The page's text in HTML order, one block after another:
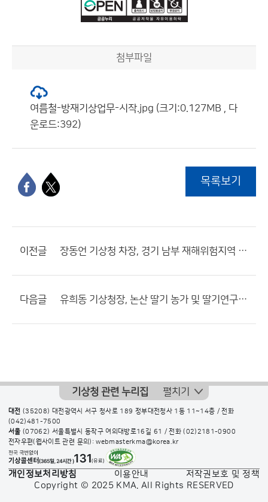
첨부파일
여름철-방재기상업무-시작.jpg (크기:0.127MB , 다
운로드:392)
목록보기
이전글 장동언 기상청 차장, 경기 남부 재해위험지역 현장 방문
다음글 유희동 기상청장, 논산 딸기 농가 및 딸기연구소 방문
기상청 관련 누리집 펼치기
대전 (35208) 대전광역시 서구 청사로 189 정부대전청사 1동 11~14층 / 전화
(042)481-7500
서울 (07062) 서울특별시 동작구 여의대방로16길 61 / 전화(02)2181-0900
전자우편(웹사이트 관련 문의): webmasterkma@korea.kr
개인정보처리방침 이용안내
저작권보호 및 정책
Copyright © 2025 KMA. All Rights RESERVED